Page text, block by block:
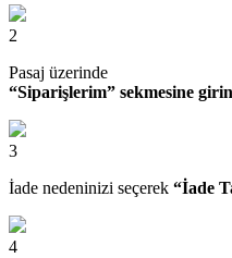
2
Pasaj üzerinde
“Siparişlerim” sekmesine girin
3
İade nedeninizi seçerek “İade
4